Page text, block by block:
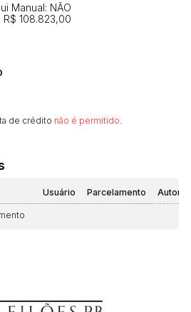
Manual: NÃO
108.823,00
de crédito não é permitido
Usuário Parcelamento